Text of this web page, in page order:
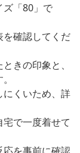
ズ「80」で
を確認してくだ
きの印象と、
くいため、詳
宅で一度着せて